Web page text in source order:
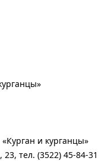
и курганцы»
тел. (3522) 45-84-31